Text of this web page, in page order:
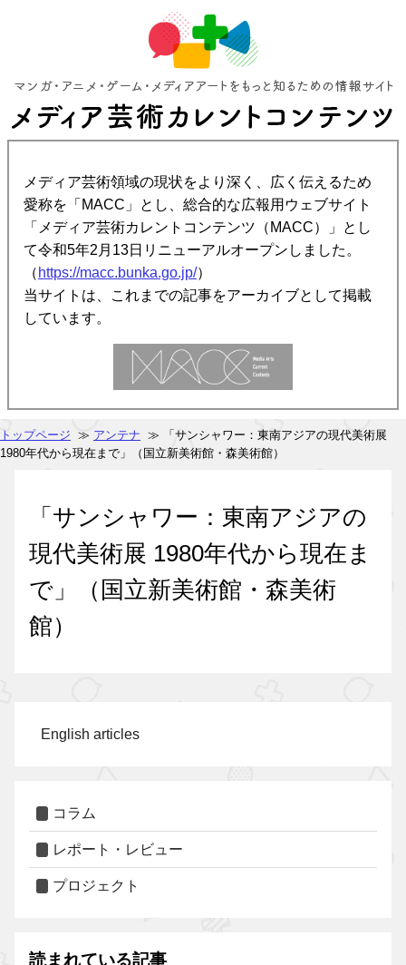
メディア芸術領域の現状をより深く、広く伝えるため
愛称を「MACC」とし、総合的な広報用ウェブサイト
「メディア芸術カレントコンテンツ（MACC）」とし
て令和5年2月13日リニューアルオープンしました。
（ https://macc.bunka.go.jp/）
当サイトは、これまでの記事をアーカイブとして掲載
しています。
トップページ ≫ アンテナ ≫ 「サンシャワー：東南アジアの現代美術展
1980年代から現在まで」（国立新美術館・森美術館）
「サンシャワー：東南アジアの
現代美術展 1980年代から現在ま
で」（国立新美術館・森美術
館）
English articles
コラム
レポート・レビュー
プロジェクト
読まれている記事